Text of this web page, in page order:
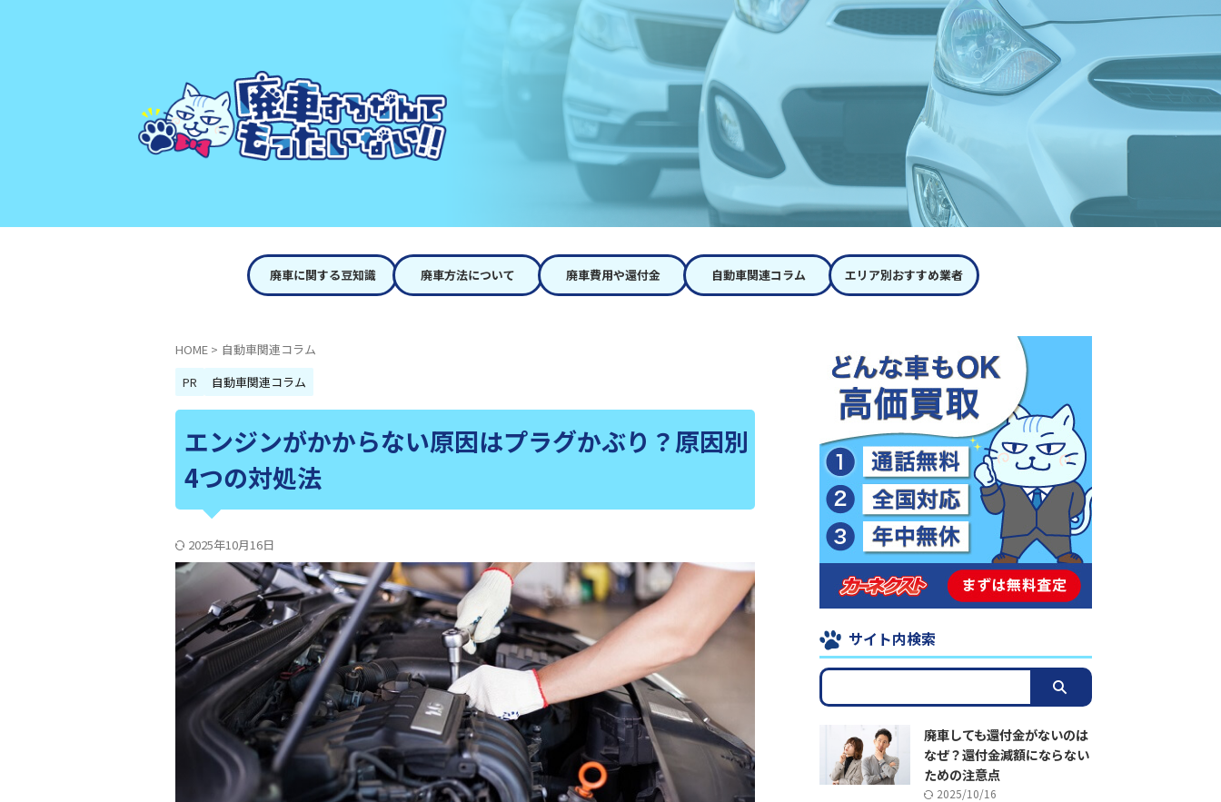
廃車に関する豆知識 廃車方法について 廃車費用や還付金 自動車関連コラム エリア別おすすめ業者
HOME > 自動車関連コラム
PR
自動車関連コラム
エンジンがかからない原因はプラグかぶり？原因別
4つの対処法
2025年10月16日
サイト内検索
廃車しても還付金がないのは
なぜ？還付金減額にならない
ための注意点
2025/10/16